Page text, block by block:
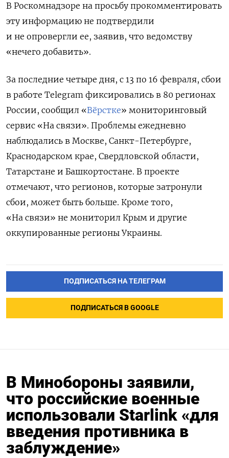
В Роскомнадзоре на просьбу прокомментировать
эту информацию не подтвердили
и не опровергли ее, заявив, что ведомству
«нечего добавить».
За последние четыре дня, с 13 по 16 февраля, сбои
в работе Telegram фиксировались в 80 регионах
России, сообщил «Вёрстке» мониторинговый
сервис «На связи». Проблемы ежедневно
наблюдались в Москве, Санкт-Петербурге,
Краснодарском крае, Свердловской области,
Татарстане и Башкортостане. В проекте
отмечают, что регионов, которые затронули
сбои, может быть больше. Кроме того,
«На связи» не мониторил Крым и другие
оккупированные регионы Украины.
ПОДПИСАТЬСЯ НА ТЕЛЕГРАМ
ПОДПИСАТЬСЯ В GOOGLE
В Минобороны заявили,
что российские военные
использовали Starlink «для
введения противника в
заблуждение»